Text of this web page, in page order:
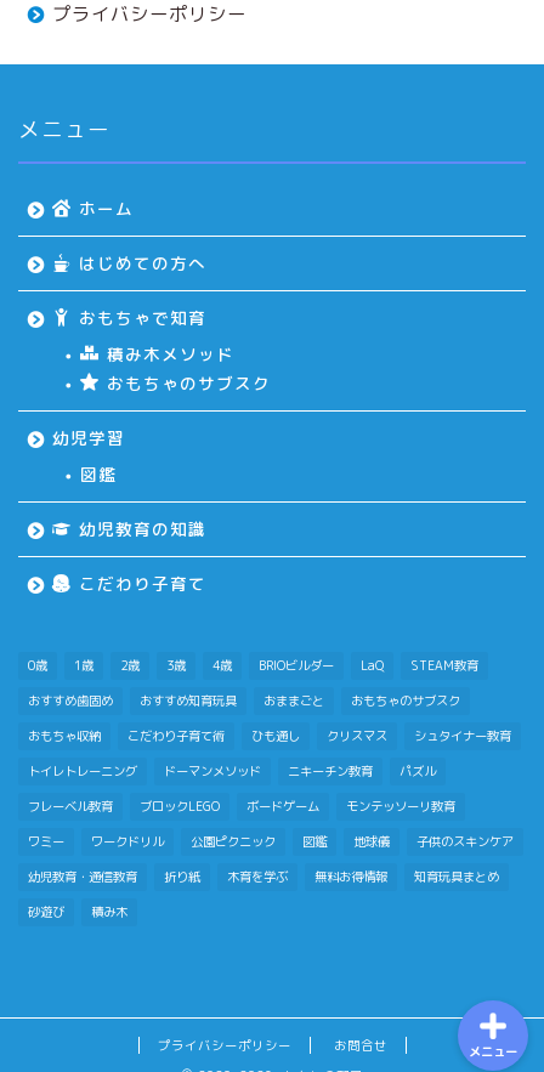
プライバシーポリシー
メニュー
ホーム
はじめての方へ
おもちゃで知育
積み木メソッド
おもちゃのサブスク
幼児学習
図鑑
幼児教育の知識
こだわり子育て
0歳 1歳 2歳 3歳 4歳 BRIOビルダー LaQ STEAM教育
おすすめ歯固め おすすめ知育玩具 おままごと おもちゃのサブスク
おもちゃ収納 こだわり子育て術 ひも通し クリスマス シュタイナー教育
トイレトレーニング ドーマンメソッド ニキーチン教育 パズル
フレーベル教育 ブロックLEGO ボードゲーム モンテッソーリ教育
ワミー ワークドリル 公園ピクニック 図鑑 地球儀 子供のスキンケア
幼児教育・通信教育 折り紙 木育を学ぶ 無料お得情報 知育玩具まとめ
砂遊び 積み木
プライバシーポリシー
お問合せ
メニュー
ホーム
積み木メソッド
おもちゃのサブスク
幼児学習